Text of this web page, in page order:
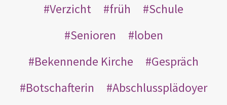
Verzicht
früh
Schule
Senioren
loben
Bekennende Kirche
Gespräch
Botschafterin
Abschlussplädoyer